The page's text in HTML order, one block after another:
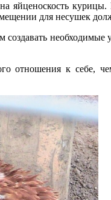
яйценоскость
для несушек
отношения к себе,